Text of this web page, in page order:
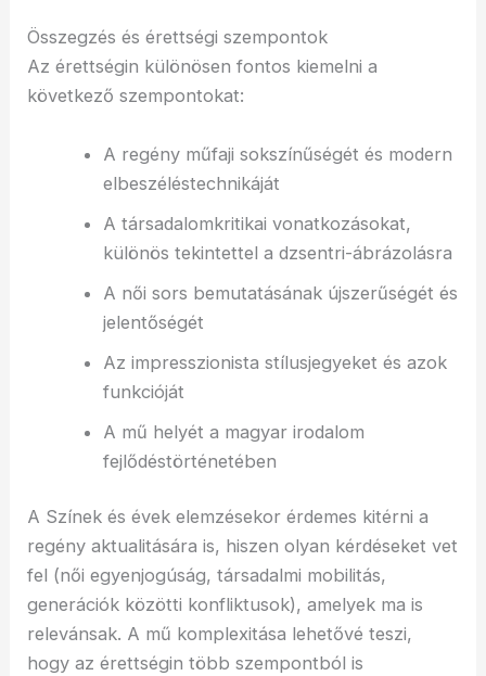
Összegzés és érettségi szempontok
Az érettségin különösen fontos kiemelni a
következő szempontokat:
A regény műfaji sokszínűségét és modern
elbeszéléstechnikáját
A társadalomkritikai vonatkozásokat,
különös tekintettel a dzsentri-ábrázolásra
A női sors bemutatásának újszerűségét és
jelentőségét
Az impresszionista stílusjegyeket és azok
funkcióját
A mű helyét a magyar irodalom
fejlődéstörténetében
A Színek és évek elemzésekor érdemes kitérni a
regény aktualitására is, hiszen olyan kérdéseket vet
fel (női egyenjogúság, társadalmi mobilitás,
generációk közötti konfliktusok), amelyek ma is
relevánsak. A mű komplexitása lehetővé teszi,
hogy az érettségin több szempontból is